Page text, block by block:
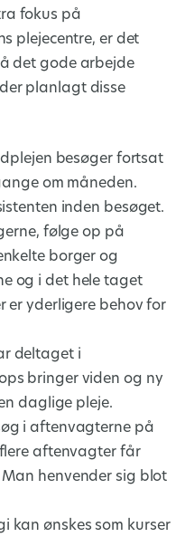
fokus på
plejecentre, er det
det gode arbejde
planlagt disse
besøger fortsat
om måneden.
inden besøget.
følge op på
borger og
og i det hele taget
yderligere behov for
deltaget i
bringer viden og ny
daglige pleje.
i aftenvagterne på
aftenvagter får
henvender sig blot
kan ønskes som kurser